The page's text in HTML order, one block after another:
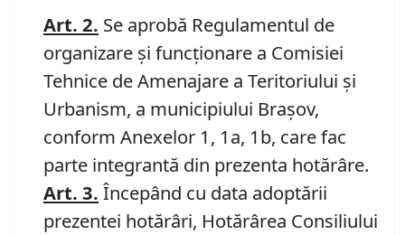
Art. 2. Se aprobă Regulamentul de
organizare şi funcţionare a Comisiei
Tehnice de Amenajare a Teritoriului şi
Urbanism, a municipiului Braşov,
conform Anexelor 1, 1a, 1b, care fac
parte integrantă din prezenta hotărâre.
Art. 3. Începând cu data adoptării
prezentei hotărâri, Hotărârea Consiliului